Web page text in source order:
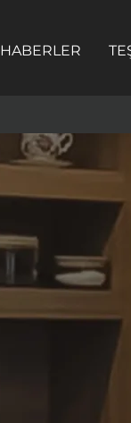
HABERLER